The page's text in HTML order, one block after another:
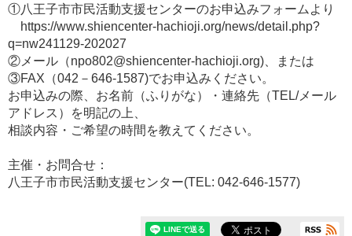
①八王子市市民活動支援センターのお申込みフォームより
https://www.shiencenter-hachioji.org/news/detail.php?
q=nw241129-202027
②メール（npo802@shiencenter-hachioji.org)、または
③FAX（042－646-1587)でお申込みください。
お申込みの際、お名前（ふりがな）・連絡先（TEL/メール
アドレス）を明記の上、
相談内容・ご希望の時間を教えてください。
主催・お問合せ：
八王子市市民活動支援センター(TEL: 042-646-1577)